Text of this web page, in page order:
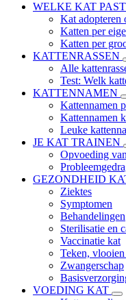
WELKE KAT
Kat adopteren
Katten per
Katten per
KATTENRASSEN
Alle
Test: Welk
KATTENNAMEN
Kattennamen
Kattennamen
Leuke
JE KAT TRAINEN
Opvoeding
GEZONDHEID
Ziektes
Symptomen
Behandelingen
Sterilisatie en
Vaccinatie kat
Teken, vlooien
Zwangerschap
VOEDING KAT